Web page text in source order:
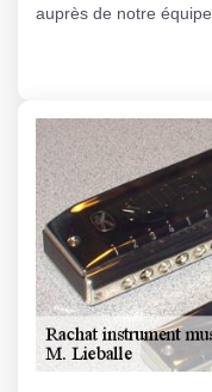
auprès de notre équipe.